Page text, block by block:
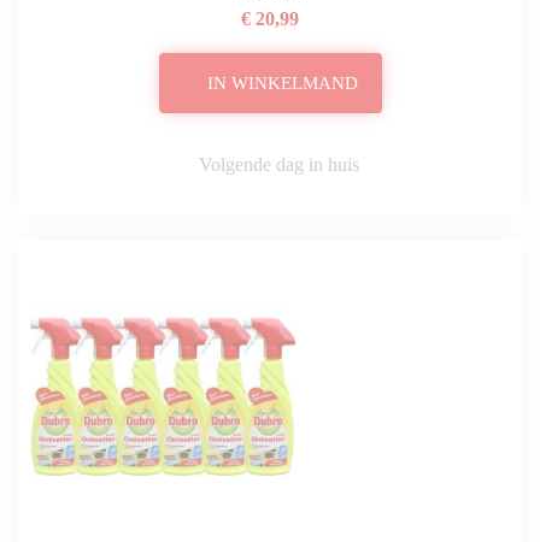
€ 20,99
IN WINKELMAND
Volgende dag in huis